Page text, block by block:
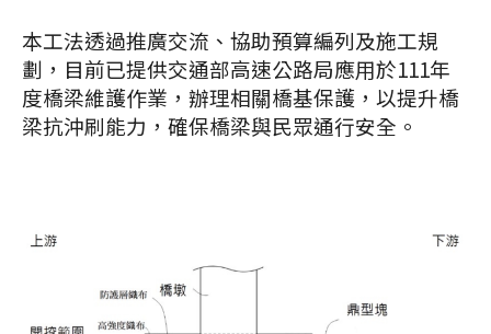
本工法透過推廣交流、協助預算編列及施工規
劃，目前已提供交通部高速公路局應用於111年
度橋梁維護作業，辦理相關橋基保護，以提升橋
梁抗沖刷能力，確保橋梁與民眾通行安全。